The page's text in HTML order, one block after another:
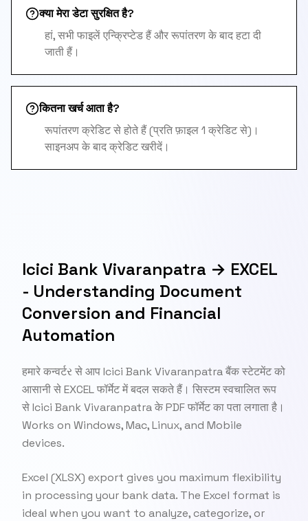
क्या मेरा डेटा सुरक्षित है?
हां, सभी फाइलें एन्क्रिप्टेड हैं और रूपांतरण के बाद हटा दी
जाती हैं।
कितना खर्च आता है?
रूपांतरण क्रेडिट से होते हैं (प्रति फ़ाइल 1 क्रेडिट से)।
साइनअप के बाद क्रेडिट खरीदें।
Icici Bank Vivaranpatra → EXCEL
- Understanding Document
Conversion and Financial
Automation
हमारे कन्वर्टર से आप Icici Bank Vivaranpatra बैंक स्टेटमेंट को
आसानी से EXCEL फॉर्मेट में बदल सकते हैं। सिस्टम स्वचालित रूप
से Icici Bank Vivaranpatra के PDF फॉर्मेट का पता लगाता है।
Works on Windows, Mac, Linux, and Mobile
devices.
Excel (XLSX) export gives you maximum flexibility
in processing your bank data. The Excel format is
ideal when you want to analyze, categorize, or